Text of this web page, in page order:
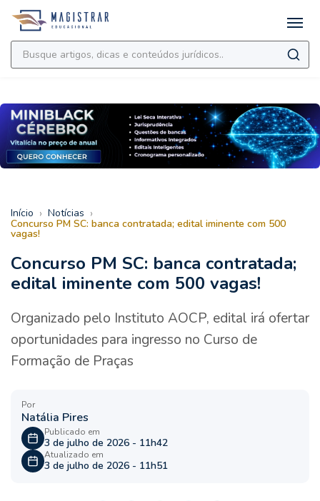
Início › Notícias ›
Concurso PM SC: banca contratada; edital iminente com 500
vagas!
Concurso PM SC: banca contratada;
edital iminente com 500 vagas!
Organizado pelo Instituto AOCP, edital irá ofertar
oportunidades para ingresso no Curso de
Formação de Praças
Por
Natália Pires
Publicado em
3 de julho de 2026 - 11h42
Atualizado em
3 de julho de 2026 - 11h51